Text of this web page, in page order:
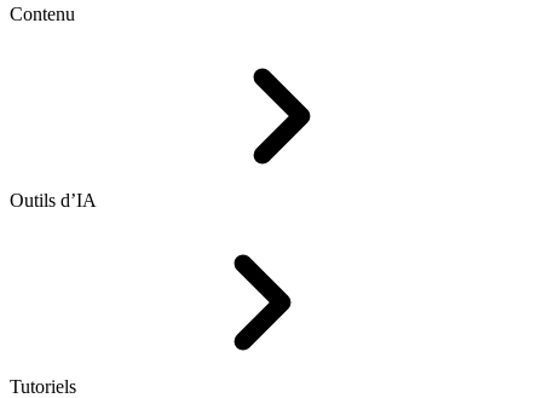
Contenu
Outils d’IA
Tutoriels